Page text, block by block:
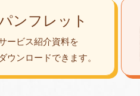
ンフレット
ービス紹介資料を
ダウンロードできます。